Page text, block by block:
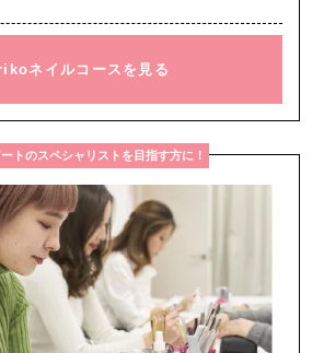
ネイルコースを見る
トのスペシャリストを目指す方に！